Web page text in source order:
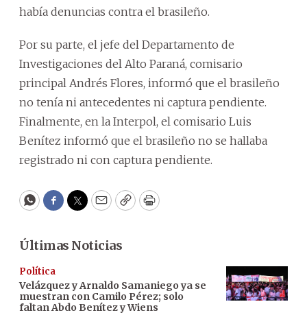
había denuncias contra el brasileño.
Por su parte, el jefe del Departamento de
Investigaciones del Alto Paraná, comisario
principal Andrés Flores, informó que el brasileño
no tenía ni antecedentes ni captura pendiente.
Finalmente, en la Interpol, el comisario Luis
Benítez informó que el brasileño no se hallaba
registrado ni con captura pendiente.
WhatsApp
Facebook
Twitter
EmailCopyPrint
Últimas Noticias
Política
Velázquez y Arnaldo Samaniego ya se
muestran con Camilo Pérez; solo
faltan Abdo Benítez y Wiens